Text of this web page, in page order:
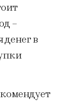
–
денег в